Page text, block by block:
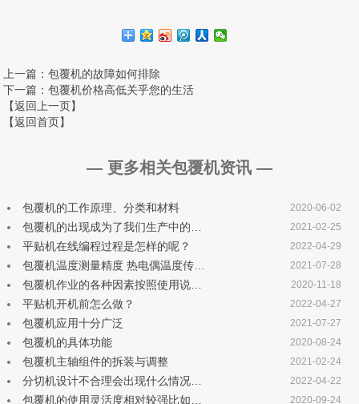
上一篇 ：包覆机的故障如何排除
下一篇 ：包覆机价格高低关乎您的生活
【返回上一页】
【返回首页】
— 更多相关包覆机资讯 —
包覆机的工作原理、分类和材料 2020-06-02
包覆机的出现成为了我们生产中的… 2021-02-25
平贴机在线编程过程是怎样的呢？ 2022-04-29
包覆机温度测量精度 热电偶温度传… 2021-07-28
包覆机作业的各种因素按照使用说… 2020-11-18
平贴机开机前怎么做？ 2022-04-27
包覆机应用十分广泛 2021-07-27
包覆机的具体功能 2020-08-24
包覆机主轴组件的拆装与调整 2021-02-24
分切机设计不合理会出现什么情况… 2022-04-22
包覆机的使用灵活度相对较强比如… 2020-09-24